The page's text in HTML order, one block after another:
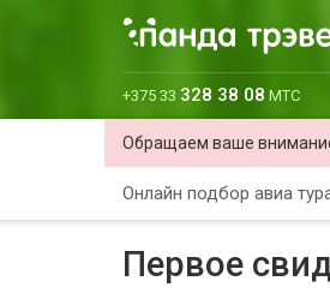
+375 33 328 38 08 МТС
Обращаем ваше
Онлайн подбор авиа
Первое